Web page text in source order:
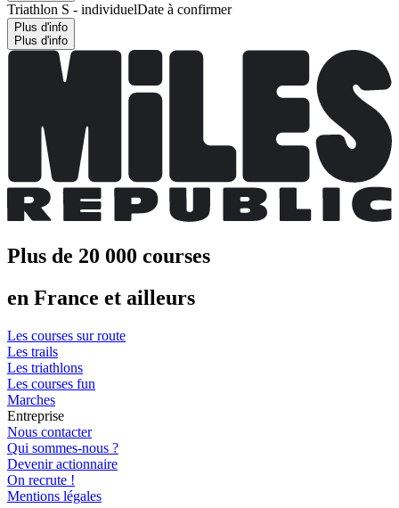
Triathlon S - individuelDate à confirmer
Plus d'info
Plus d'info
Plus de 20 000 courses
en France et ailleurs
Les courses sur route
Les trails
Les triathlons
Les courses fun
Marches
Entreprise
Nous contacter
Qui sommes-nous ?
Devenir actionnaire
On recrute !
Mentions légales